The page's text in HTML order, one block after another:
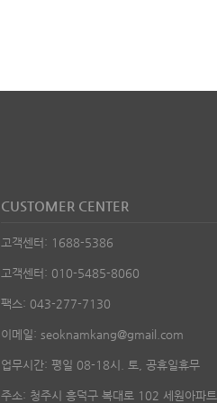
CUSTOMER CENTER
고객센터: 1688-5386
고객센터: 010-5485-8060
팩스: 043-277-7130
이메일: seoknamkang@gmail.com
업무시간: 평일 08-18시. 토, 공휴일휴무
주소: 청주시 흥덕구 복대로 102 세원아파